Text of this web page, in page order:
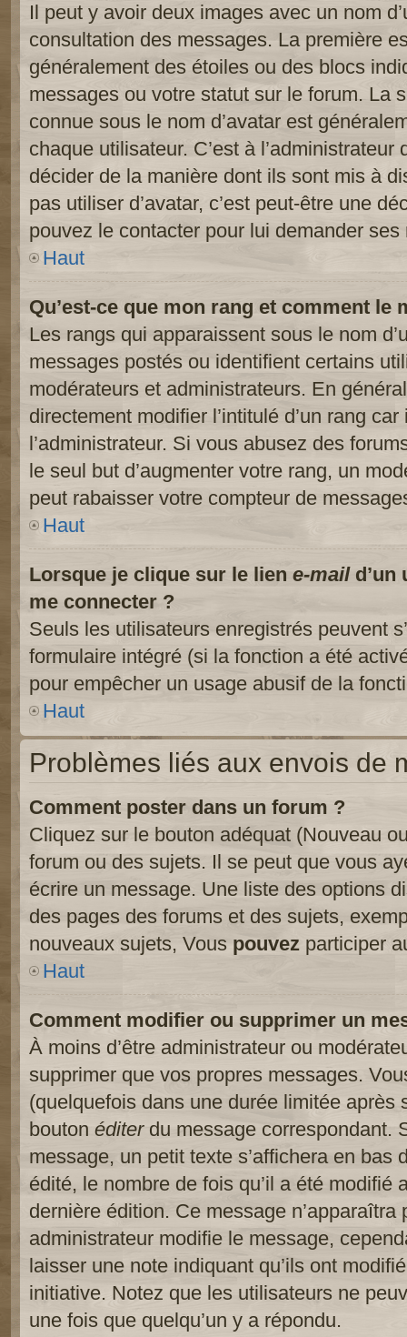
Il peut y avoir deux images avec un nom
consultation des messages. La première
généralement des étoiles ou des blocs
messages ou votre statut sur le forum. La
connue sous le nom d’avatar est
chaque utilisateur. C’est à l’administrateur
décider de la manière dont ils sont mis à
pas utiliser d’avatar, c’est peut-être une
pouvez le contacter pour lui demander ses
Haut
Qu’est-ce que mon rang et comment le
Les rangs qui apparaissent sous le nom
messages postés ou identifient certains
modérateurs et administrateurs. En
directement modifier l’intitulé d’un rang
l’administrateur. Si vous abusez des
le seul but d’augmenter votre rang, un
peut rabaisser votre compteur de
Haut
Lorsque je clique sur le lien e-maild’un
me connecter ?
Seuls les utilisateurs enregistrés peuvent
formulaire intégré (si la fonction a été
pour empêcher un usage abusif de la
Haut
Problèmes liés aux envois de
Comment poster dans un forum ?
Cliquez sur le bouton adéquat (Nouveau
forum ou des sujets. Il se peut que vous
écrire un message. Une liste des options
des pages des forums et des sujets,
nouveaux sujets, Vous pouvez participer
Haut
Comment modifier ou supprimer un
À moins d’être administrateur ou
supprimer que vos propres messages.
(quelquefois dans une durée limitée après
bouton éditerdu message correspondant.
message, un petit texte s’affichera en bas
édité, le nombre de fois qu’il a été modifié
dernière édition. Ce message
administrateur modifie le message,
laisser une note indiquant qu’ils ont
initiative. Notez que les utilisateurs ne
une fois que quelqu’un y a répondu.